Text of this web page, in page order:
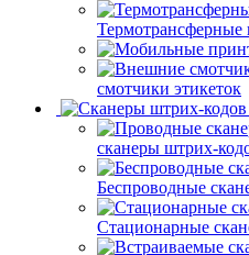
Термотрансферные
смотчики этикеток
сканеры штрих-
Беспроводные
Стационарные